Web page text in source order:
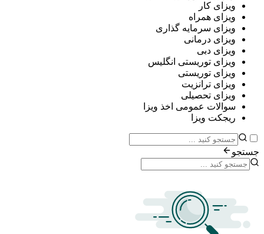
کار
همراه
سرمایه گذاری
درمانی
دبی
توریستی انگلیس
توریستی
ترانزیت
تحصیلی
عمومی اخذ ویزا
ویزا